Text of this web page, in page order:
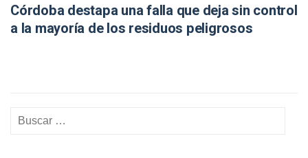
Córdoba destapa una falla que deja sin control
a la mayoría de los residuos peligrosos